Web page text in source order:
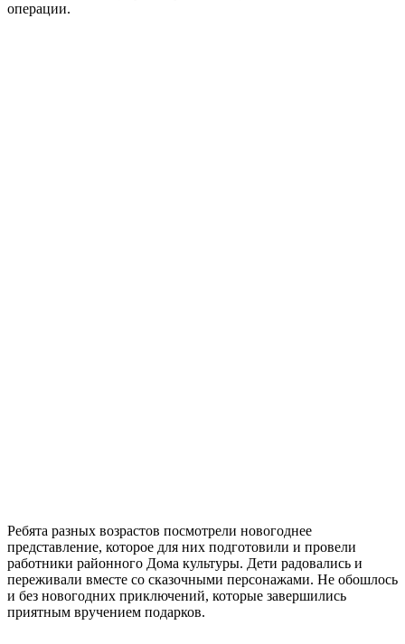
операции.
Ребята разных возрастов посмотрели новогоднее
представление, которое для них подготовили и провели
работники районного Дома культуры. Дети радовались и
переживали вместе со сказочными персонажами. Не обошлось
и без новогодних приключений, которые завершились
приятным вручением подарков.